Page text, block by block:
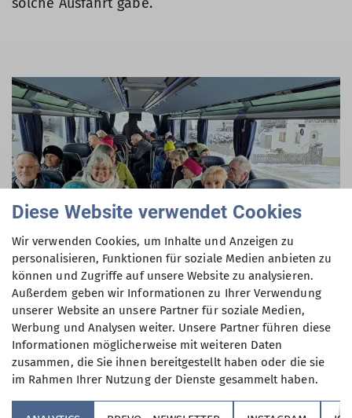
Sektion
Diese Website verwendet Cookies
Wir verwenden Cookies, um Inhalte und Anzeigen zu
personalisieren, Funktionen für soziale Medien anbieten zu
können und Zugriffe auf unsere Website zu analysieren.
Außerdem geben wir Informationen zu Ihrer Verwendung
unserer Website an unsere Partner für soziale Medien,
Werbung und Analysen weiter. Unsere Partner führen diese
Informationen möglicherweise mit weiteren Daten
zusammen, die Sie ihnen bereitgestellt haben oder die sie
im Rahmen Ihrer Nutzung der Dienste gesammelt haben.